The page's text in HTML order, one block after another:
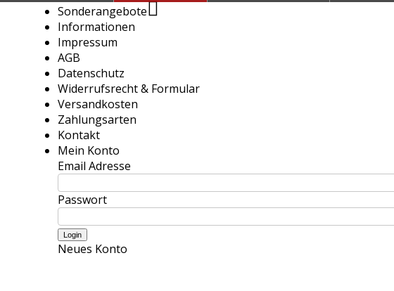
Sonderangebote
Informationen
Impressum
AGB
Datenschutz
Widerrufsrecht & Formular
Versandkosten
Zahlungsarten
Kontakt
Mein Konto
Email Adresse
Passwort
Neues Konto